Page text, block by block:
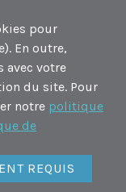
pour
En outre,
avec votre
du site. Pour
notre politique
de
REQUIS